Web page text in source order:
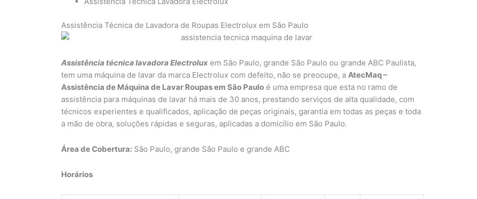
Assistência Técnica de Lavadora de Roupas Electrolux em São Paulo
Assistência técnica lavadora Electrolux em São Paulo, grande São Paulo ou grande ABC Paulista,
tem uma máquina de lavar da marca Electrolux com defeito, não se preocupe, a AtecMaq –
Assistência de Máquina de Lavar Roupas em São Paulo é uma empresa que esta no ramo de
assistência para máquinas de lavar há mais de 30 anos, prestando serviços de alta qualidade, com
técnicos experientes e qualificados, aplicação de peças originais, garantia em todas as peças e toda
a mão de obra, soluções rápidas e seguras, aplicadas a domicílio em São Paulo.
Área de Cobertura: São Paulo, grande São Paulo e grande ABC
Horários